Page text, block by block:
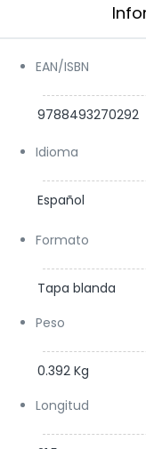
EAN/ISBN
9788493270292
Idioma
Español
Formato
Tapa blanda
Peso
0.392 Kg
Longitud